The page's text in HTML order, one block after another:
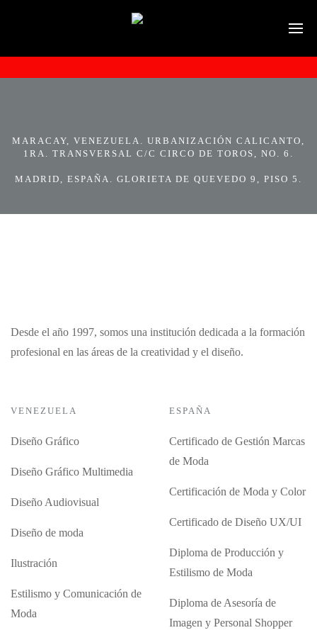
MARACAY, VENEZUELA. URBANIZACIÓN CALICANTO,
1RA. TRANSVERSAL C/C CIRCO DE TOROS, NO. 6.
MADRID, ESPAÑA. GLORIETA DE QUEVEDO 9, PISO 5.
Desde el año 1997, somos una institución dedicada a la formación
profesional en las áreas de la creatividad y el diseño.
VENEZUELA
Diseño Gráfico
Diseño Gráfico Multimedia
Diseño Audiovisual
Diseño de moda
Ilustración
Estilismo y Comunicación de
Moda
ESPAÑA
Certificado de Gestión Marcas
de Moda
Certificación de Moda y Color
Certificado de Diseño UX/UI
Diploma de Producción y
Estilismo de Moda
Diploma de Asesoría de
Imagen y Personal Shopper